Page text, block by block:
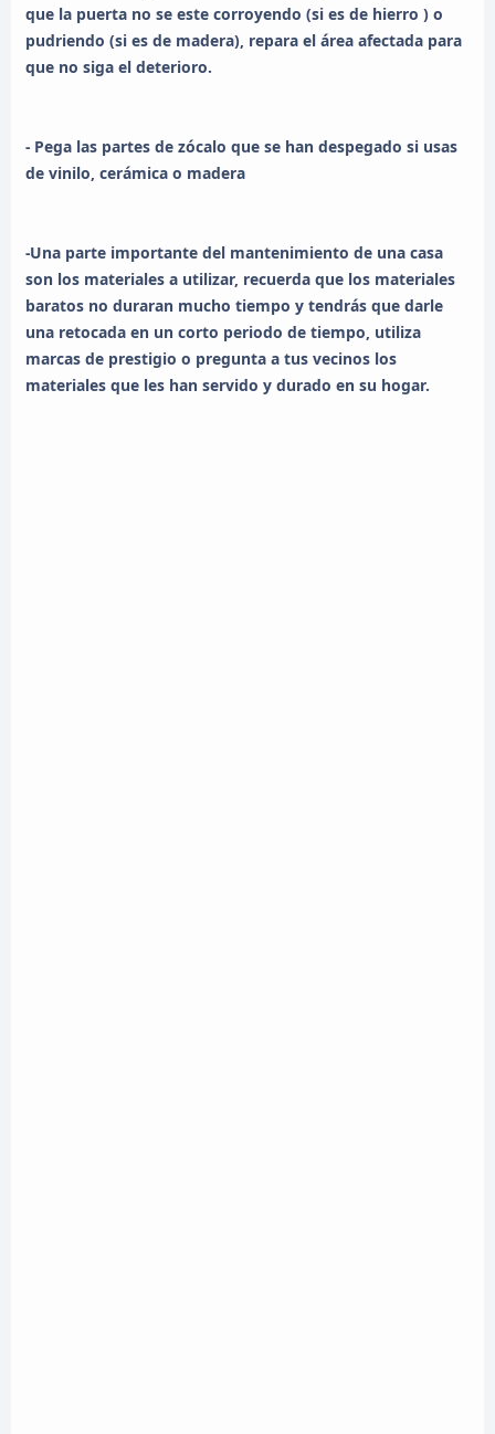
que la puerta no se este corroyendo (si es de hierro ) o
pudriendo (si es de madera), repara el área afectada para
que no siga el deterioro.
- Pega las partes de zócalo que se han despegado si usas
de vinilo, cerámica o madera
-Una parte importante del mantenimiento de una casa
son los materiales a utilizar, recuerda que los materiales
baratos no duraran mucho tiempo y tendrás que darle
una retocada en un corto periodo de tiempo, utiliza
marcas de prestigio o pregunta a tus vecinos los
materiales que les han servido y durado en su hogar.